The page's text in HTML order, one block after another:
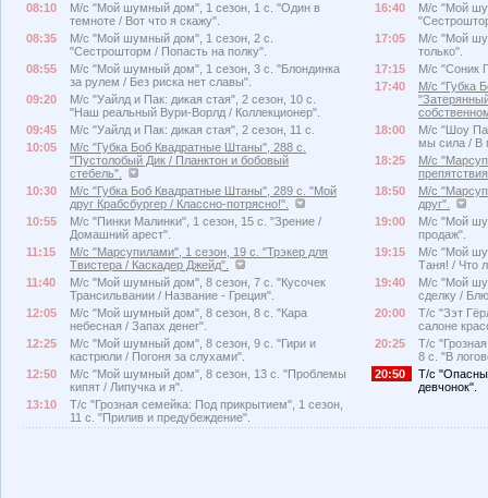
08:10
М/с "Мой шумный дом", 1 сезон, 1 с. "Один в
темноте / Вот что я скажу".
08:35
М/с "Мой шумный дом", 1 сезон, 2 с.
"Сестрошторм / Попасть на полку".
08:55
М/с "Мой шумный дом", 1 сезон, 3 с. "Блондинка
за рулем / Без риска нет славы".
09:20
М/с "Уайлд и Пак: дикая стая", 2 сезон, 10 с.
"Наш реальный Вури-Ворлд / Коллекционер".
09:45
М/с "Уайлд и Пак: дикая стая", 2 сезон, 11 с.
10:05
М/с "Губка Боб Квадратные Штаны", 288 с.
"Пустолобый Дик / Планктон и бобовый
стебель".
10:30
М/с "Губка Боб Квадратные Штаны", 289 с. "Мой
друг Крабсбургер / Классно-потрясно!".
10:55
М/с "Пинки Малинки", 1 сезон, 15 с. "Зрение /
Домашний арест".
11:15
М/с "Марсупилами", 1 сезон, 19 с. "Трэкер для
Твистера / Каскадер Джейд".
11:40
М/с "Мой шумный дом", 8 сезон, 7 с. "Кусочек
Трансильвании / Название - Греция".
12:05
М/с "Мой шумный дом", 8 сезон, 8 с. "Кара
небесная / Запах денег".
12:25
М/с "Мой шумный дом", 8 сезон, 9 с. "Гири и
кастрюли / Погоня за слухами".
12:50
М/с "Мой шумный дом", 8 сезон, 13 с. "Проблемы
кипят / Липучка и я".
13:10
Т/с "Грозная семейка: Под прикрытием", 1 сезон,
11 с. "Прилив и предубеждение".
16:40
М/с "Мой
17:05
М/с "Мой
только".
17:15
М/с "Соник
17:40
М/с "Губка
18:00
М/с "Шоу
мы сила / В
18:25
М/с
18:50
М/с
друг".
19:00
М/с "Мой
продаж".
19:15
М/с "Мой
Таня! / Что
19:40
М/с "Мой
сделку /
20:00
Т/с "Зэт
салоне
20:25
Т/с
8 с. "В
20:50
Т/с
девчонок".